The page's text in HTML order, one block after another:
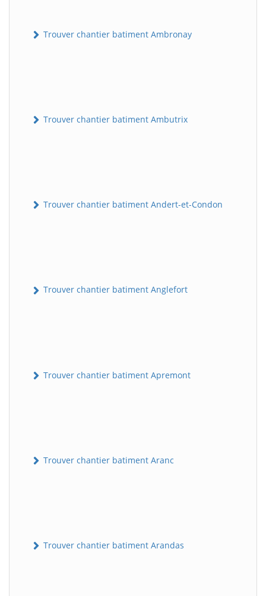
Trouver chantier batiment Ambronay
Trouver chantier batiment Ambutrix
Trouver chantier batiment Andert-et-Condon
Trouver chantier batiment Anglefort
Trouver chantier batiment Apremont
Trouver chantier batiment Aranc
Trouver chantier batiment Arandas